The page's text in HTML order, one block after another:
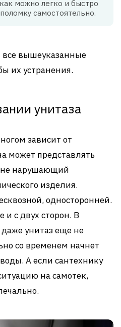
можно легко и быстро
самостоятельно.
вышеуказанные
их устранения.
унитаза
зависит от
может представлять
не нарушающий
изделия.
односторонней.
с двух сторон. В
унитаз еще не
со временем начнет
А если сантехнику
на самотек,